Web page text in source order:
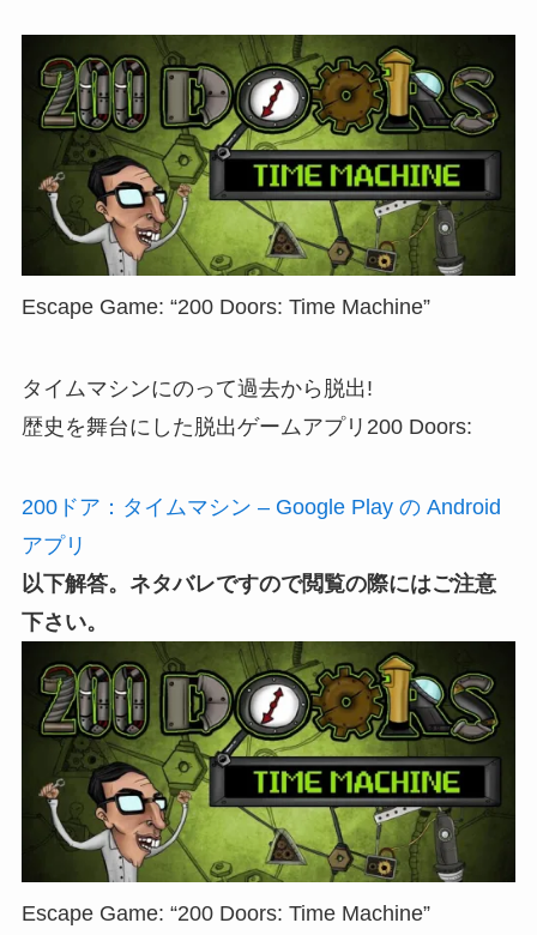
Escape Game: “200 Doors: Time Machine”
タイムマシンにのって過去から脱出!
歴史を舞台にした脱出ゲームアプリ200 Doors:
200ドア：タイムマシン – Google Play の Android
アプリ
以下解答。ネタバレですので閲覧の際にはご注意
下さい。
Escape Game: “200 Doors: Time Machine”